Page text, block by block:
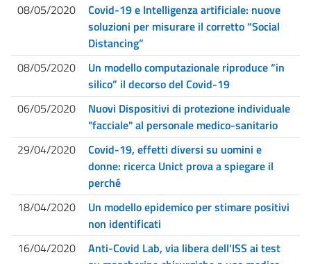
08/05/2020
Covid-19 e Intelligenza artificiale: nuove
soluzioni per misurare il corretto “Social
Distancing”
08/05/2020
Un modello computazionale riproduce “in
silico” il decorso del Covid-19
06/05/2020
Nuovi Dispositivi di protezione individuale
"facciale" al personale medico-sanitario
29/04/2020
Covid-19, effetti diversi su uomini e
donne: ricerca Unict prova a spiegare il
perché
18/04/2020
Un modello epidemico per stimare positivi
non identificati
16/04/2020
Anti-Covid Lab, via libera dell'ISS ai test